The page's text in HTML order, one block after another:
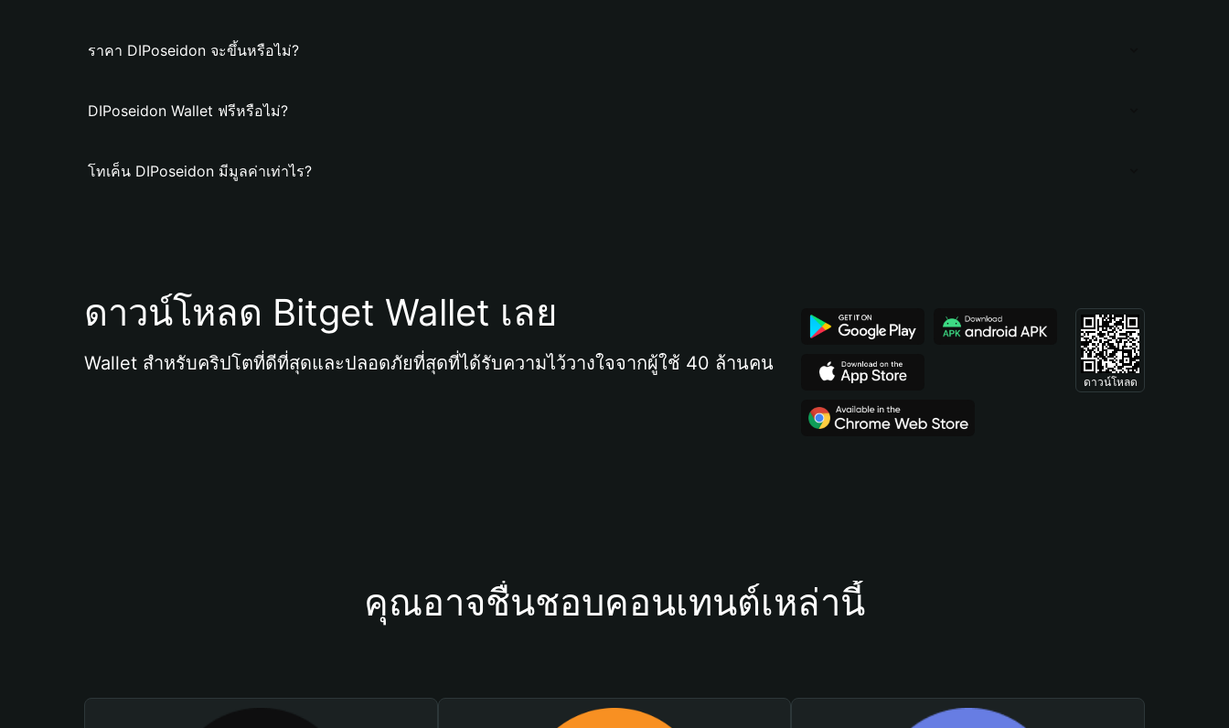
ราคา DIPoseidon จะขึ้นหรือไม่?
DIPoseidon Wallet ฟรีหรือไม่?
โทเค็น DIPoseidon มีมูลค่าเท่าไร?
ดาวน์โหลด Bitget Wallet เลย
Wallet สำหรับคริปโตที่ดีที่สุดและปลอดภัยที่สุดที่ได้รับความไว้วางใจจากผู้ใช้ 40 ล้านคน
ดาวน์โหลด
คุณอาจชื่นชอบคอนเทนต์เหล่านี้